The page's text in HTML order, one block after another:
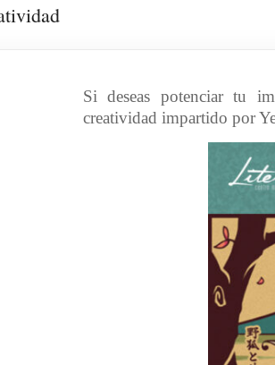
Si deseas potenciar tu
creatividad impartido por